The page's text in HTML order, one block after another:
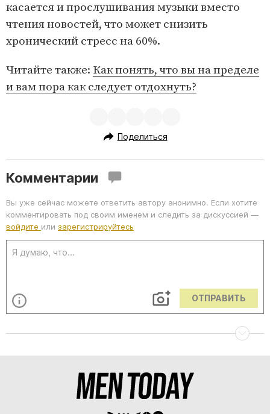
касается и прослушивания музыки вместо
чтения новостей, что может снизить
хронический стресс на 60%.
Читайте также: Как понять, что вы на пределе
и вам пора как следует отдохнуть?
Поделиться
Комментарии
Вы уже сейчас можете ответить автору анонимно. Если хотите
комментировать под своим именем и следить за дискуссией —
войдите или зарегистрируйтесь
ОТПРАВИТЬ